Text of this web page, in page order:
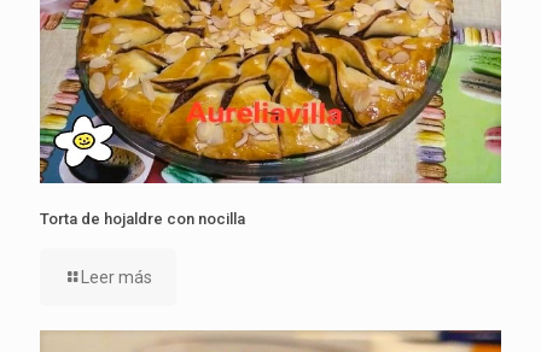
Torta de hojaldre con nocilla
Leer más